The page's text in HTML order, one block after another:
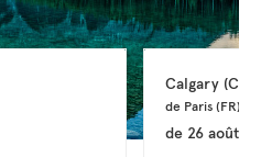
Calgary (CA)
de Paris (FR)
de 26 août